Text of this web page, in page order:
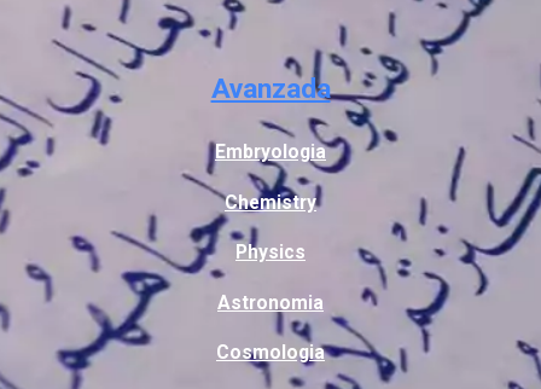
Avanzada
Embryologia
Chemistry
Physics
Astronomia
Cosmologia